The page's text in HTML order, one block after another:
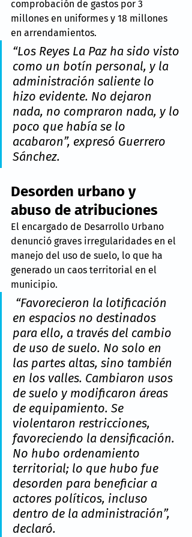
comprobación de gastos por 3
millones en uniformes y 18 millones
en arrendamientos.
“Los Reyes La Paz ha sido visto
como un botín personal, y la
administración saliente lo
hizo evidente. No dejaron
nada, no compraron nada, y lo
poco que había se lo
acabaron”, expresó Guerrero
Sánchez.
Desorden urbano y
abuso de atribuciones
El encargado de Desarrollo Urbano
denunció graves irregularidades en el
manejo del uso de suelo, lo que ha
generado un caos territorial en el
municipio.
en espacios no destinados
para ello, a través del cambio
de uso de suelo. No solo en
las partes altas, sino también
en los valles. Cambiaron usos
de suelo y modificaron áreas
de equipamiento. Se
violentaron restricciones,
favoreciendo la densificación.
No hubo ordenamiento
territorial; lo que hubo fue
desorden para beneficiar a
actores políticos, incluso
dentro de la administración”,
declaró.